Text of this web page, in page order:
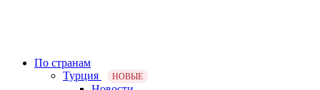
По странам
Турция
НОВЫЕ